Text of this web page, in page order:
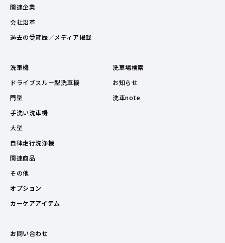
関連企業
会社沿革
過去の受賞歴／メディア掲載
洗車機
ドライブスルー型洗車機
門型
手洗い洗車機
大型
自律走行洗浄機
関連商品
その他
オプション
カーケアアイテム
洗車場検索
お知らせ
洗車note
お問い合わせ